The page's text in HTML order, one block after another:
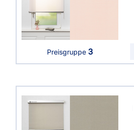
Preisgruppe 3